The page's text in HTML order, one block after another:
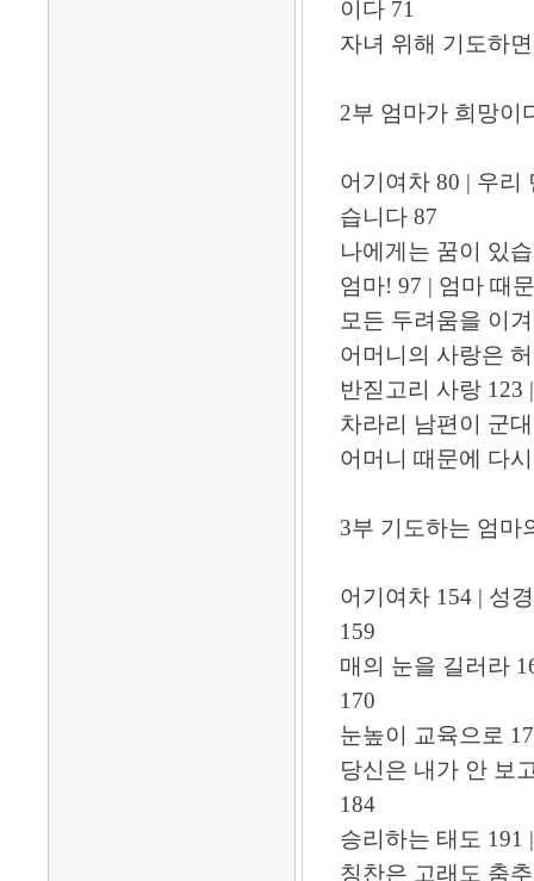
이다 71
자녀 위해 기도하
2부 엄마가 희망이
어기여차 80 | 우리
습니다 87
나에게는 꿈이 있
엄마! 97 | 엄마 때
모든 두려움을 이
어머니의 사랑은
반짇고리 사랑 123
차라리 남편이 군
어머니 때문에 다
3부 기도하는 엄마
어기여차 154 | 성
159
매의 눈을 길러라
170
눈높이 교육으로
당신은 내가 안 보
184
승리하는 태도 191
칭찬은 고래도 춤